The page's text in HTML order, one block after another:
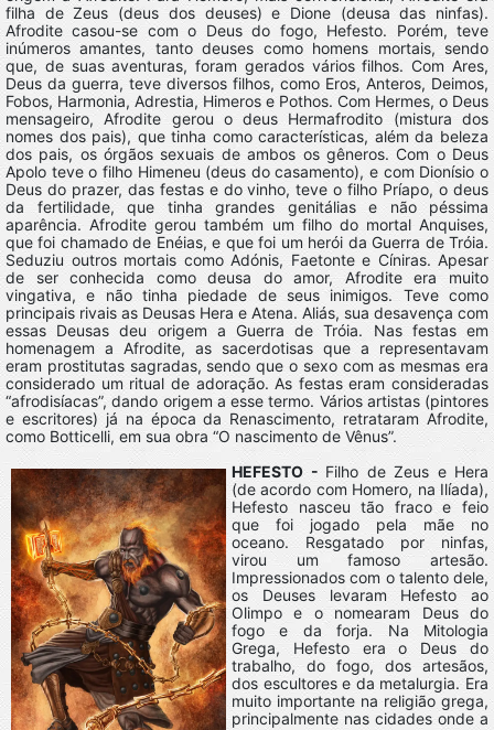
filha de Zeus (deus dos deuses) e Dione (deusa das ninfas).
Afrodite casou-se com o Deus do fogo, Hefesto. Porém, teve
inúmeros amantes, tanto deuses como homens mortais, sendo
que, de suas aventuras, foram gerados vários filhos. Com Ares,
Deus da guerra, teve diversos filhos, como Eros, Anteros, Deimos,
Fobos, Harmonia, Adrestia, Himeros e Pothos. Com Hermes, o Deus
mensageiro, Afrodite gerou o deus Hermafrodito (mistura dos
nomes dos pais), que tinha como características, além da beleza
dos pais, os órgãos sexuais de ambos os gêneros. Com o Deus
Apolo teve o filho Himeneu (deus do casamento), e com Dionísio o
Deus do prazer, das festas e do vinho, teve o filho Príapo, o deus
da fertilidade, que tinha grandes genitálias e não péssima
aparência. Afrodite gerou também um filho do mortal Anquises,
que foi chamado de Enéias, e que foi um herói da Guerra de Tróia.
Seduziu outros mortais como Adónis, Faetonte e Cíniras. Apesar
de ser conhecida como deusa do amor, Afrodite era muito
vingativa, e não tinha piedade de seus inimigos. Teve como
principais rivais as Deusas Hera e Atena. Aliás, sua desavença com
essas Deusas deu origem a Guerra de Tróia. Nas festas em
homenagem a Afrodite, as sacerdotisas que a representavam
eram prostitutas sagradas, sendo que o sexo com as mesmas era
considerado um ritual de adoração. As festas eram consideradas
“afrodisíacas”, dando origem a esse termo. Vários artistas (pintores
e escritores) já na época da Renascimento, retrataram Afrodite,
como Botticelli, em sua obra “O nascimento de Vênus”.
HEFESTO - Filho de Zeus e Hera
(de acordo com Homero, na Ilíada),
Hefesto nasceu tão fraco e feio
que foi jogado pela mãe no
oceano. Resgatado por ninfas,
virou um famoso artesão.
Impressionados com o talento dele,
os Deuses levaram Hefesto ao
Olimpo e o nomearam Deus do
fogo e da forja. Na Mitologia
Grega, Hefesto era o Deus do
trabalho, do fogo, dos artesãos,
dos escultores e da metalurgia. Era
muito importante na religião grega,
principalmente nas cidades onde a